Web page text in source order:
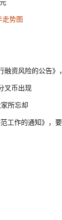
走势图
资风险的公告
叉币出现
所忘却
工作的通知》，